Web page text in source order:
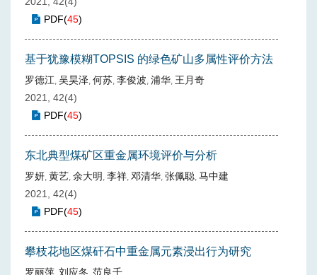
PDF(45)
基于犹豫模糊TOPSIS 的绿色矿山多属性评价方法
罗德江, 吴昊泽, 何苏, 李俊波, 浦华, 王月奇
2021, 42(4)
PDF(45)
东北典型煤矿区重金属环境评价与分析
罗妍, 黄艺, 余大明 , 李祥, 邓清华, 张佩聪, 马中建
2021, 42(4)
PDF(45)
攀枝花地区煤矸石中重金属元素浸出行为研究
罗丽萍, 刘应冬, 范良千